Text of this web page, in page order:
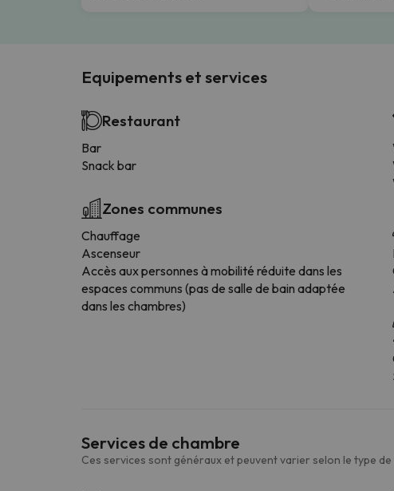
Equipements et services
Restaurant
Bar
Snack bar
Zones communes
Chauffage
Ascenseur
Accès aux personnes à mobilité réduite dans les
espaces communs (pas de salle de bain adaptée
dans les chambres)
Services de chambre
Ces services sont généraux et peuvent varier selon le type de